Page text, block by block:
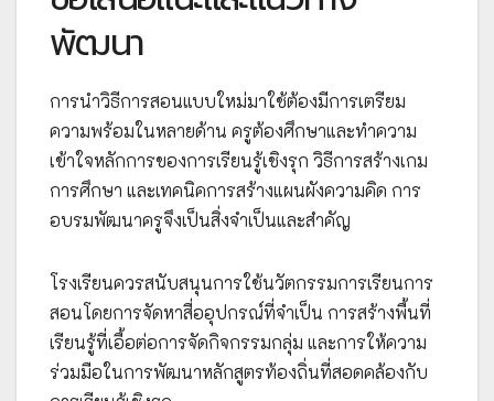
พัฒนา
การนำวิธีการสอนแบบใหม่มาใช้ต้องมีการเตรียม
ความพร้อมในหลายด้าน ครูต้องศึกษาและทำความ
เข้าใจหลักการของการเรียนรู้เชิงรุก วิธีการสร้างเกม
การศึกษา และเทคนิคการสร้างแผนผังความคิด การ
อบรมพัฒนาครูจึงเป็นสิ่งจำเป็นและสำคัญ
โรงเรียนควรสนับสนุนการใช้นวัตกรรมการเรียนการ
สอนโดยการจัดหาสื่ออุปกรณ์ที่จำเป็น การสร้างพื้นที่
เรียนรู้ที่เอื้อต่อการจัดกิจกรรมกลุ่ม และการให้ความ
ร่วมมือในการพัฒนาหลักสูตรท้องถิ่นที่สอดคล้องกับ